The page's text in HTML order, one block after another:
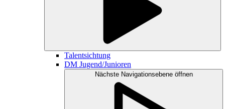
Talentsichtung
DM Jugend/Junioren
Nächste Navigationsebene öffnen